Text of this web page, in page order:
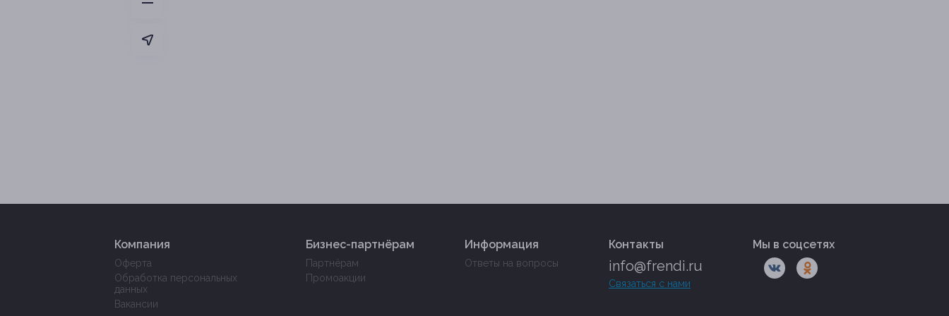
Компания
Оферта
Обработка персональных
данных
Вакансии
Бизнес-партнёрам
Партнёрам
Промоакции
Информация
Ответы на вопросы
Контакты
info@frendi.ru
Связаться с нами
Мы в соцсетях